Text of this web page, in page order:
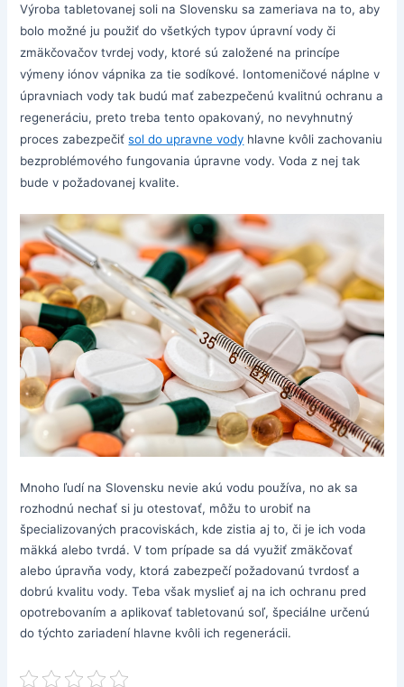
Výroba tabletovanej soli na Slovensku sa zameriava na to, aby
bolo možné ju použiť do všetkých typov úpravní vody či
zmäkčovačov tvrdej vody, ktoré sú založené na princípe
výmeny iónov vápnika za tie sodíkové. Iontomeničové náplne v
úpravniach vody tak budú mať zabezpečenú kvalitnú ochranu a
regeneráciu, preto treba tento opakovaný, no nevyhnutný
proces zabezpečiťsol do upravne vody hlavne kvôli zachovaniu
bezproblémového fungovania úpravne vody. Voda z nej tak
bude v požadovanej kvalite.
Mnoho ľudí na Slovensku nevie akú vodu používa, no ak sa
rozhodnú nechať si ju otestovať, môžu to urobiť na
špecializovaných pracoviskách, kde zistia aj to, či je ich voda
mäkká alebo tvrdá. V tom prípade sa dá využiť zmäkčovať
alebo úpravňa vody, ktorá zabezpečí požadovanú tvrdosť a
dobrú kvalitu vody. Teba však myslieť aj na ich ochranu pred
opotrebovaním a aplikovať tabletovanú soľ, špeciálne určenú
do týchto zariadení hlavne kvôli ich regenerácii.